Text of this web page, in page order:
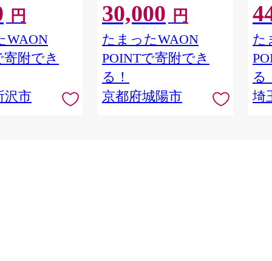
文化複合施設 文
角川作
劇場 漫画 マンガ
ト 埼玉県 所沢
円
WAON
寄附でき
沢市
30,000 円
たまったWAON
POINTで寄附でき
る！
京都府城陽市
た
る
埼